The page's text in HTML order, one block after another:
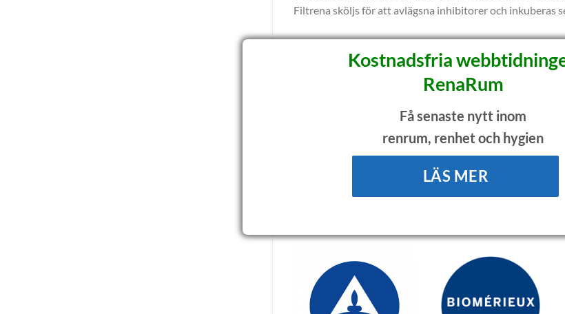
Filtrena sköljs för att avlägsna inhibitorer och inkuberas
—
mattias.wilhelmsson@alsglobal.com
Kostnadsfria
RenaRum
Få senaste nytt inom
renrum, renhet och hygien
LÄS MER